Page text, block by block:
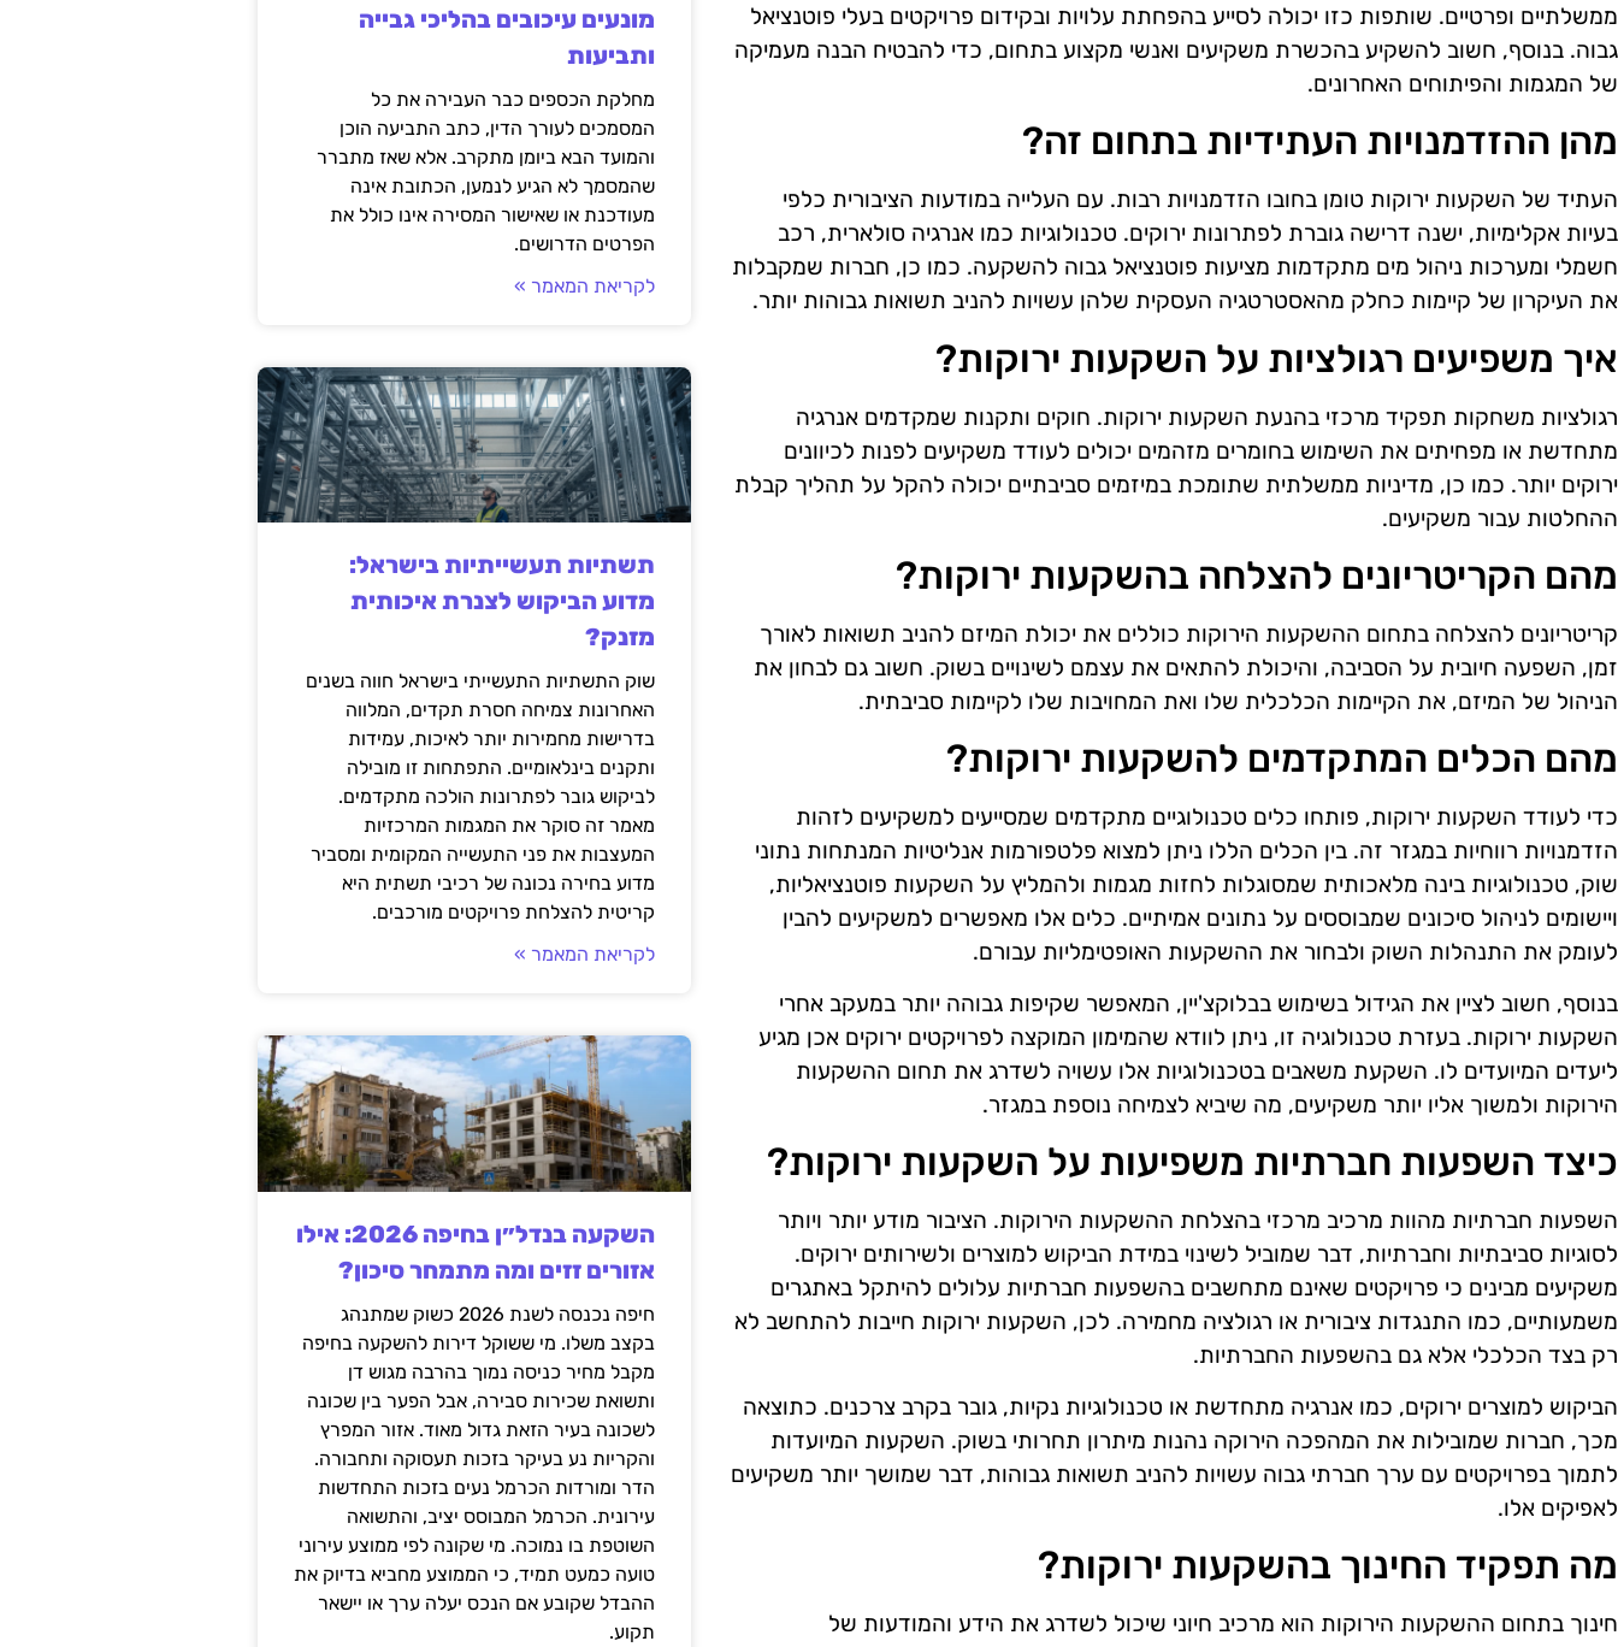
ממשלתיים ופרטיים. שותפות כזו יכולה לסייע בהפחתת עלויות ובקידום פרויקטים בעלי פוטנציאל
גבוה. בנוסף, חשוב להשקיע בהכשרת משקיעים ואנשי מקצוע בתחום, כדי להבטיח הבנה מעמיקה
של המגמות והפיתוחים האחרונים.
מהן ההזדמנויות העתידיות בתחום זה?
העתיד של השקעות ירוקות טומן בחובו הזדמנויות רבות. עם העלייה במודעות הציבורית כלפי
בעיות אקלימיות, ישנה דרישה גוברת לפתרונות ירוקים. טכנולוגיות כמו אנרגיה סולארית, רכב
חשמלי ומערכות ניהול מים מתקדמות מציעות פוטנציאל גבוה להשקעה. כמו כן, חברות שמקבלות
את העיקרון של קיימות כחלק מהאסטרטגיה העסקית שלהן עשויות להניב תשואות גבוהות יותר.
איך משפיעים רגולציות על השקעות ירוקות?
רגולציות משחקות תפקיד מרכזי בהנעת השקעות ירוקות. חוקים ותקנות שמקדמים אנרגיה
מתחדשת או מפחיתים את השימוש בחומרים מזהמים יכולים לעודד משקיעים לפנות לכיוונים
ירוקים יותר. כמו כן, מדיניות ממשלתית שתומכת במיזמים סביבתיים יכולה להקל על תהליך קבלת
ההחלטות עבור משקיעים.
מהם הקריטריונים להצלחה בהשקעות ירוקות?
קריטריונים להצלחה בתחום ההשקעות הירוקות כוללים את יכולת המיזם להניב תשואות לאורך
זמן, השפעה חיובית על הסביבה, והיכולת להתאים את עצמם לשינויים בשוק. חשוב גם לבחון את
הניהול של המיזם, את הקיימות הכלכלית שלו ואת המחויבות שלו לקיימות סביבתית.
מהם הכלים המתקדמים להשקעות ירוקות?
כדי לעודד השקעות ירוקות, פותחו כלים טכנולוגיים מתקדמים שמסייעים למשקיעים לזהות
הזדמנויות רווחיות במגזר זה. בין הכלים הללו ניתן למצוא פלטפורמות אנליטיות המנתחות נתוני
שוק, טכנולוגיות בינה מלאכותית שמסוגלות לחזות מגמות ולהמליץ על השקעות פוטנציאליות,
ויישומים לניהול סיכונים שמבוססים על נתונים אמיתיים. כלים אלו מאפשרים למשקיעים להבין
לעומק את התנהלות השוק ולבחור את ההשקעות האופטימליות עבורם.
בנוסף, חשוב לציין את הגידול בשימוש בבלוקצ'יין, המאפשר שקיפות גבוהה יותר במעקב אחרי
השקעות ירוקות. בעזרת טכנולוגיה זו, ניתן לוודא שהמימון המוקצה לפרויקטים ירוקים אכן מגיע
ליעדים המיועדים לו. השקעת משאבים בטכנולוגיות אלו עשויה לשדרג את תחום ההשקעות
הירוקות ולמשוך אליו יותר משקיעים, מה שיביא לצמיחה נוספת במגזר.
כיצד השפעות חברתיות משפיעות על השקעות ירוקות?
השפעות חברתיות מהוות מרכיב מרכזי בהצלחת ההשקעות הירוקות. הציבור מודע יותר ויותר
לסוגיות סביבתיות וחברתיות, דבר שמוביל לשינוי במידת הביקוש למוצרים ולשירותים ירוקים.
משקיעים מבינים כי פרויקטים שאינם מתחשבים בהשפעות חברתיות עלולים להיתקל באתגרים
משמעותיים, כמו התנגדות ציבורית או רגולציה מחמירה. לכן, השקעות ירוקות חייבות להתחשב לא
רק בצד הכלכלי אלא גם בהשפעות החברתיות.
הביקוש למוצרים ירוקים, כמו אנרגיה מתחדשת או טכנולוגיות נקיות, גובר בקרב צרכנים. כתוצאה
מכך, חברות שמובילות את המהפכה הירוקה נהנות מיתרון תחרותי בשוק. השקעות המיועדות
לתמוך בפרויקטים עם ערך חברתי גבוה עשויות להניב תשואות גבוהות, דבר שמושך יותר משקיעים
לאפיקים אלו.
מה תפקיד החינוך בהשקעות ירוקות?
חינוך בתחום ההשקעות הירוקות הוא מרכיב חיוני שיכול לשדרג את הידע והמודעות של
מונעים עיכובים בהליכי גבייה
ותביעות
מחלקת הכספים כבר העבירה את כל
המסמכים לעורך הדין, כתב התביעה הוכן
והמועד הבא ביומן מתקרב. אלא שאז מתברר
שהמסמך לא הגיע לנמען, הכתובת אינה
מעודכנת או שאישור המסירה אינו כולל את
הפרטים הדרושים.
לקריאת המאמר »
תשתיות תעשייתיות בישראל:
מדוע הביקוש לצנרת איכותית
מזנק?
שוק התשתיות התעשייתי בישראל חווה בשנים
האחרונות צמיחה חסרת תקדים, המלווה
בדרישות מחמירות יותר לאיכות, עמידות
ותקנים בינלאומיים. התפתחות זו מובילה
לביקוש גובר לפתרונות הולכה מתקדמים.
מאמר זה סוקר את המגמות המרכזיות
המעצבות את פני התעשייה המקומית ומסביר
מדוע בחירה נכונה של רכיבי תשתית היא
קריטית להצלחת פרויקטים מורכבים.
לקריאת המאמר »
השקעה בנדל״ן בחיפה 2026: אילו
אזורים זזים ומה מתמחר סיכון?
חיפה נכנסה לשנת 2026 כשוק שמתנהג
בקצב משלו. מי ששוקל דירות להשקעה בחיפה
מקבל מחיר כניסה נמוך בהרבה מגוש דן
ותשואת שכירות סבירה, אבל הפער בין שכונה
לשכונה בעיר הזאת גדול מאוד. אזור המפרץ
והקריות נע בעיקר בזכות תעסוקה ותחבורה.
הדר ומורדות הכרמל נעים בזכות התחדשות
עירונית. הכרמל המבוסס יציב, והתשואה
השוטפת בו נמוכה. מי שקונה לפי ממוצע עירוני
טועה כמעט תמיד, כי הממוצע מחביא בדיוק את
ההבדל שקובע אם הנכס יעלה ערך או יישאר
תקוע.